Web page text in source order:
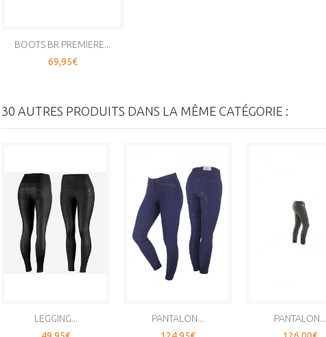
BOOTS BR PREMIERE...
69,95€
30 AUTRES PRODUITS DANS LA MÊME CATÉGORIE :
LEGGING...
PANTALON...
PANTALON...